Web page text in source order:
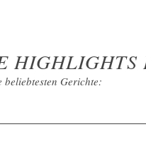
beliebtesten Gerichte: